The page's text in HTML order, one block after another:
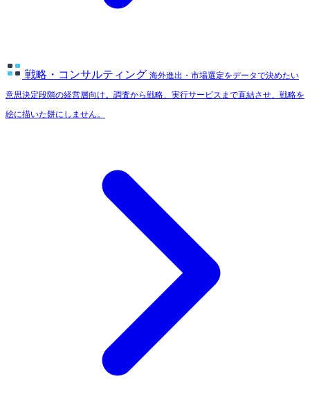
戦略・コンサルティング 海外進出・市場選定をデータで決めたい
意思決定段階の経営層向け。調査から戦略、実行サービスまで直結させ、戦略を
絵に描いた餅にしません。